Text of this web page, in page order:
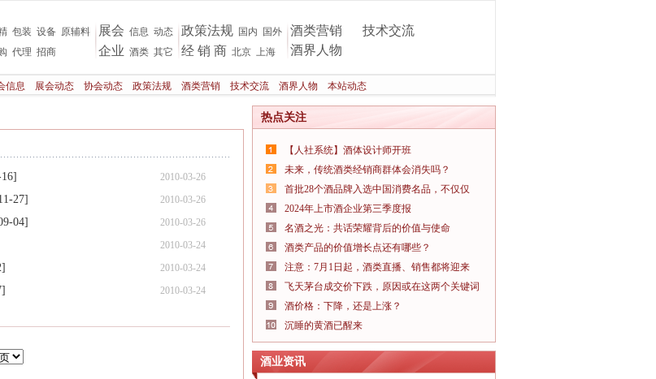
包装 设备 原辅料
代理 招商
展会 信息 动态
企业 酒类 其它
政策法规 国内 国外
经 销 商 北京 上海
酒类营销
酒界人物
技术交流
信息 展会动态 协会动态 政策法规 酒类营销 技术交流 酒界人物 本站动态
2010-03-26
2010-03-26
27]
2010-03-26
04]
2010-03-24
2010-03-24
2010-03-24
热点关注
【人社系统】酒体设计师开班
未来，传统酒类经销商群体会消失吗？
首批28个酒品牌入选中国消费名品，不仅仅
2024年上市酒企业第三季度报
名酒之光：共话荣耀背后的价值与使命
酒类产品的价值增长点还有哪些？
注意：7月1日起，酒类直播、销售都将迎来
飞天茅台成交价下跌，原因或在这两个关键词
酒价格：下降，还是上涨？
沉睡的黄酒已醒来
酒业资讯